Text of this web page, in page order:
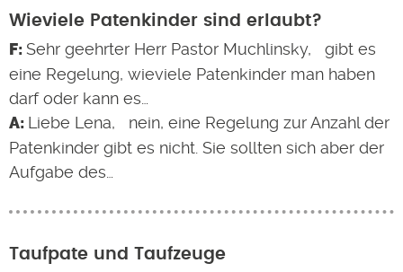
Wieviele Patenkinder sind erlaubt?
Sehr geehrter Herr Pastor Muchlinsky, gibt es
eine Regelung, wieviele Patenkinder man haben
darf oder kann es…
Liebe Lena, nein, eine Regelung zur Anzahl der
Patenkinder gibt es nicht. Sie sollten sich aber der
Aufgabe des…
Taufpate und Taufzeuge